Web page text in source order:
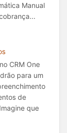
Manual
CRM One
para um
de
que